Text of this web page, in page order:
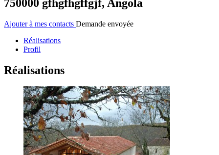
750000 gfhgfhgffgjf, Angola
Ajouter à mes contacts Demande envoyée
Réalisations
Profil
Réalisations